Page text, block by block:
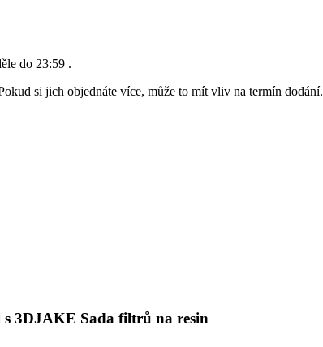
do 23:59 .
si jich objednáte více, může to mít vliv na termín dodání.
3DJAKE Sada filtrů na resin